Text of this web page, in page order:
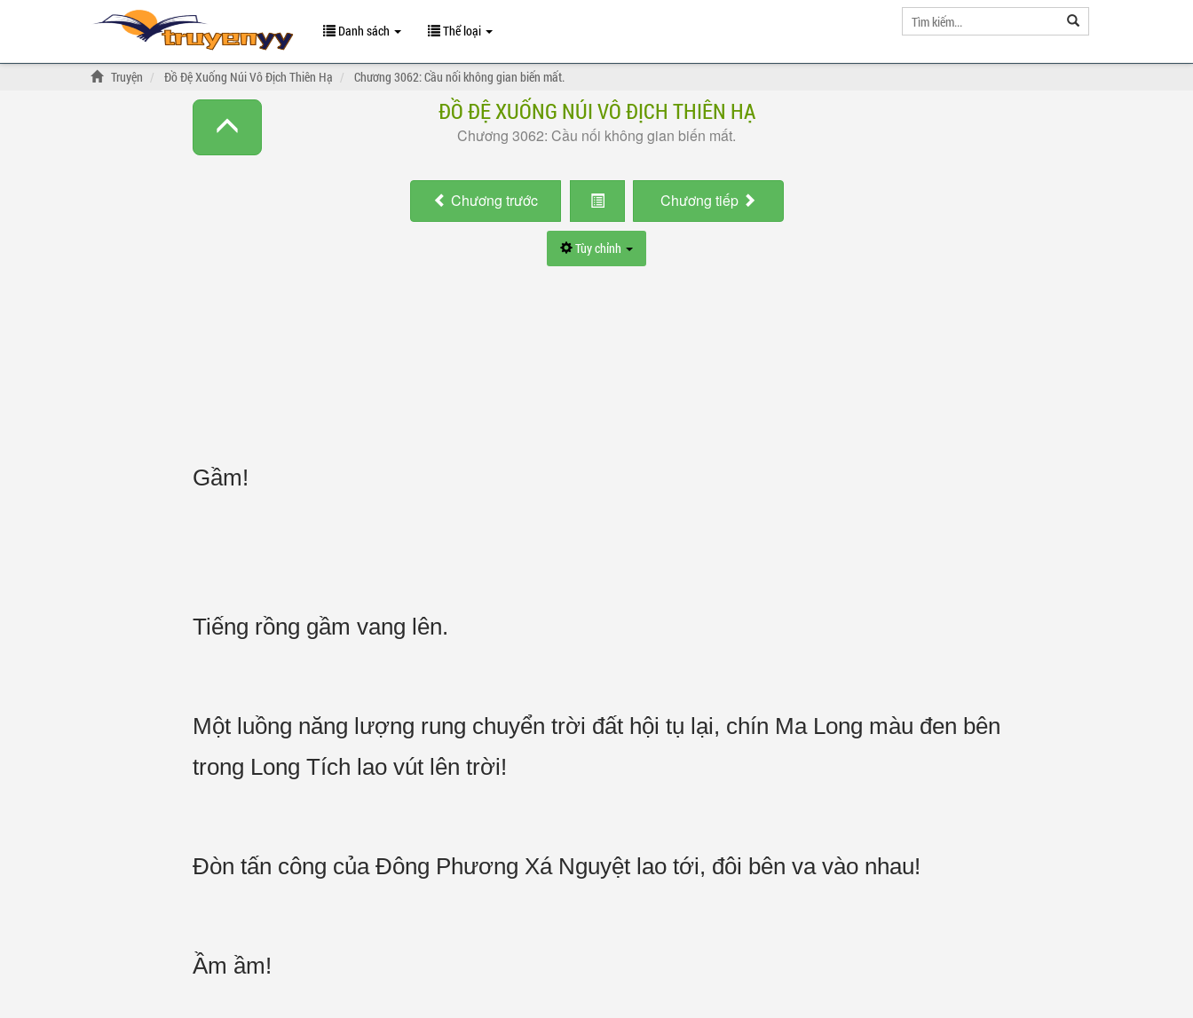
Danh sách Thể loại
Truyện Đồ Đệ Xuống Núi Vô Địch Thiên Hạ Chương 3062: Cầu nối không gian biến mất.
ĐỒ ĐỆ XUỐNG NÚI VÔ ĐỊCH THIÊN HẠ
Chương 3062: Cầu nối không gian biến mất.
Chương trước Chương tiếp
Tùy chỉnh
Gầm!
Tiếng rồng gầm vang lên.
Một luồng năng lượng rung chuyển trời đất hội tụ lại, chín Ma Long màu đen bên
trong Long Tích lao vút lên trời!
Đòn tấn công của Đông Phương Xá Nguyệt lao tới, đôi bên va vào nhau!
Ầm ầm!